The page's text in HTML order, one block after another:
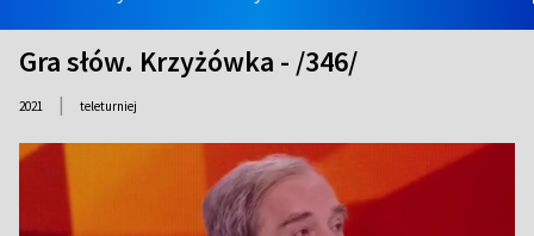
Gra słów. Krzyżówka - /346/
2021 | teleturniej